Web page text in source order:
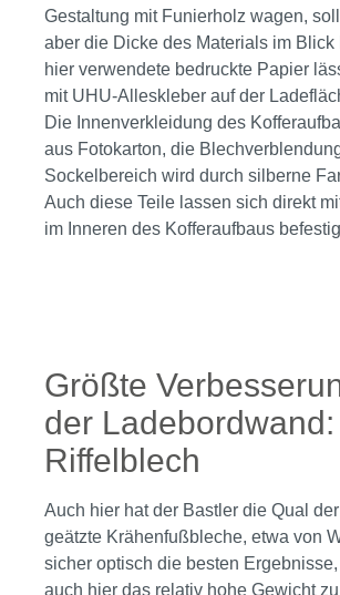
Gestaltung mit Funierholz wagen,
aber die Dicke des Materials im Blick
hier verwendete bedruckte Papier
mit UHU-Alleskleber auf der
Die Innenverkleidung des
aus Fotokarton, die
Sockelbereich wird durch silberne
Auch diese Teile lassen sich direkt
im Inneren des Kofferaufbaus
Größte
der Ladebordwand:
Riffelblech
Auch hier hat der Bastler die Qual
geätzte Krähenfußbleche, etwa von
sicher optisch die besten
auch hier das relativ hohe Gewicht